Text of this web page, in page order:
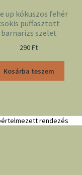
up kókuszos fehér
puffasztott
barnarizs szelet
290Ft
Kosárba teszem